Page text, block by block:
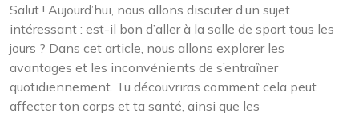
Salut ! Aujourd’hui, nous allons discuter d’un sujet
intéressant : est-il bon d’aller à la salle de sport tous les
jours ? Dans cet article, nous allons explorer les
avantages et les inconvénients de s’entraîner
quotidiennement. Tu découvriras comment cela peut
affecter ton corps et ta santé, ainsi que les